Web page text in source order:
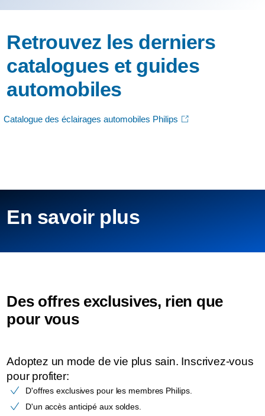
Retrouvez les derniers
catalogues et guides
automobiles
Catalogue des éclairages automobiles Philips
En savoir plus
Des offres exclusives, rien que
pour vous
Adoptez un mode de vie plus sain. Inscrivez-vous
pour profiter:
D'offres exclusives pour les membres Philips.
D'un accès anticipé aux soldes.